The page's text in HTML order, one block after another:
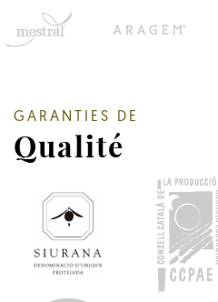
GARANTIES DE
Qualité